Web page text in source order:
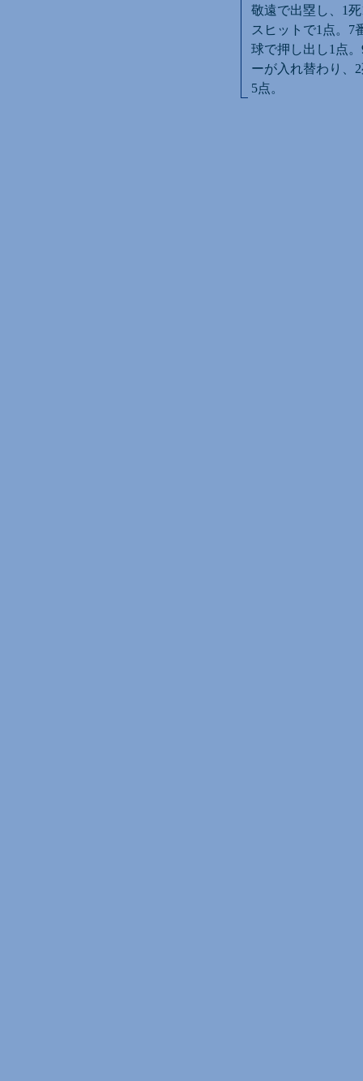
敬遠で出塁し、1
スヒットで1点。7
球で押し出し1点
ーが入れ替わり、
5点。